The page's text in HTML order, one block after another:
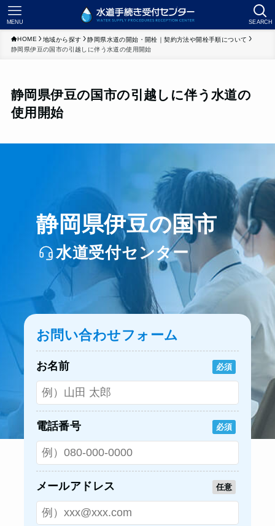
SEARCH
MENU
HOME 地域から探す
静岡県水道の開始・開栓｜契約方法や開栓手順について
静岡県伊豆の国市の引越しに伴う水道の使用開始
静岡県伊豆の国市の引越しに伴う水道の
使用開始
静岡県伊豆の国市
水道受付センター
お問い合わせフォーム
お名前 必須
電話番号 必須
メールアドレス 任意